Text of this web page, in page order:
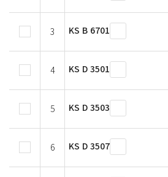
3 KS B 6701
4 KS D 3501
5 KS D 3503
6 KS D 3507